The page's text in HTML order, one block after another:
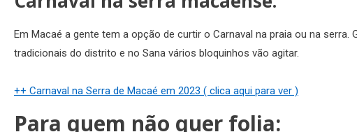
Em Macaé a gente tem a opção de curtir o Carnaval na praia ou na
tradicionais do distrito e no Sana vários bloquinhos vão agitar.
++ Carnaval na Serra de Macaé em 2023 ( clica aqui para ver )
Para quem não quer folia: